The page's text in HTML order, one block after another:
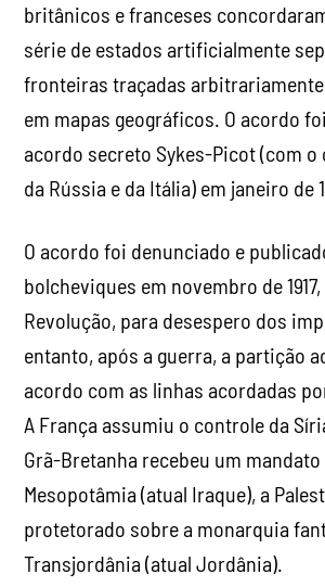
britânicos e franceses
série de estados artificialmente
fronteiras traçadas
em mapas geográficos. O acordo
acordo secreto Sykes-Picot (com
da Rússia e da Itália) em janeiro de
O acordo foi denunciado e
bolcheviques em novembro de
Revolução, para desespero dos
entanto, após a guerra, a partição
acordo com as linhas acordadas
A França assumiu o controle da
Grã-Bretanha recebeu um
Mesopotâmia (atual Iraque), a
protetorado sobre a monarquia
Transjordânia (atual Jordânia).